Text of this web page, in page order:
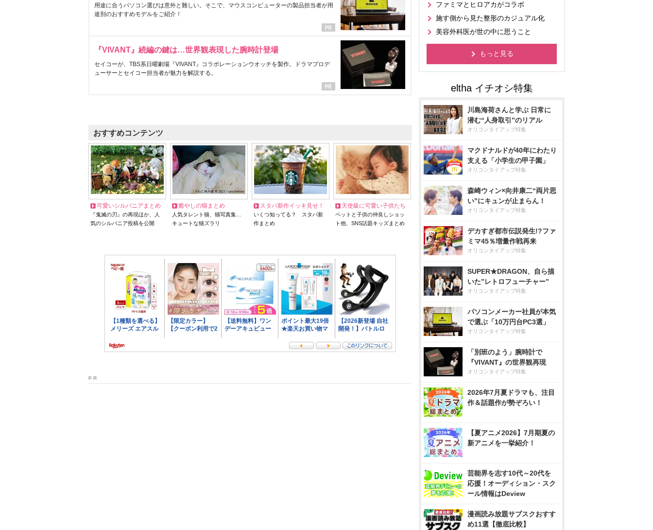
用途に合うパソコン選びは意外と難しい。そこで、マウスコンピューターの製品担当者が用
途別のおすすめモデルをご紹介！
『VIVANT』続編の鍵は…世界観表現した腕時計登場
セイコーが、TBS系日曜劇場『VIVANT』コラボレーションウオッチを製作。ドラマプロデ
ューサーとセイコー担当者が魅力を解説する。
おすすめコンテンツ
可愛いシルバニアまとめ
『鬼滅の刃』の再現ほか、人
気のシルバニア投稿を公開
癒やしの猫まとめ
人気タレント猫、猫写真集…
キュートな猫ズラリ
スタバ新作イッキ見せ！
いくつ知ってる？ スタバ新
作まとめ
天使級に可愛い子供たち
ペットと子供の仲良しショッ
ト他、SNS話題キッズまとめ
P R
ファミマとヒロアカがコラボ
施す側から見た整形のカジュアル化
美容外科医が世の中に思うこと
もっと見る
川島海荷さんと学ぶ 日常に
潜む“人身取引”のリアル
オリコンタイアップ特集
マクドナルドが40年にわたり
支える「小学生の甲子園」
オリコンタイアップ特集
森崎ウィン×向井康二“両片思
い”にキュンが止まらん！
オリコンタイアップ特集
デカすぎ都市伝説発生!?ファ
ミマ45％増量作戦再来
オリコンタイアップ特集
SUPER★DRAGON、自ら描
いた”レトロフューチャー”
オリコンタイアップ特集
パソコンメーカー社員が本気
で選ぶ「10万円台PC3選」
オリコンタイアップ特集
「別班のよう」腕時計で
『VIVANT』の世界観再現
オリコンタイアップ特集
2026年7月夏ドラマも、注目
作＆話題作が勢ぞろい！
【夏アニメ2026】7月期夏の
新アニメを一挙紹介！
芸能界を志す10代～20代を
応援！オーディション・スク
ール情報はDeview
漫画読み放題サブスクおすす
め11選【徹底比較】